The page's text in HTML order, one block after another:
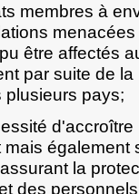
membres à
être affectés
par suite de
plusieurs pays;
également
la
des